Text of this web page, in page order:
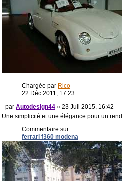
Chargée par Rico
22 Déc 2011, 17:23
par Autodesign44 » 23 Juil 2015, 16:42
Une simplicité et une élégance pour un
Commentaire sur:
ferrari f360 modena